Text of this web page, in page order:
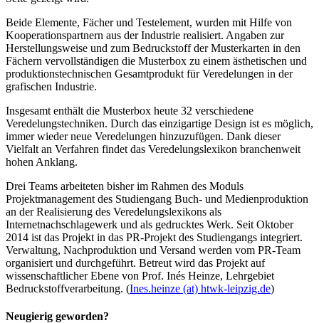
Beide Elemente, Fächer und Testelement, wurden mit Hilfe von
Kooperationspartnern aus der Industrie realisiert. Angaben zur
Herstellungsweise und zum Bedruckstoff der Musterkarten in den
Fächern vervollständigen die Musterbox zu einem ästhetischen und
produktionstechnischen Gesamtprodukt für Veredelungen in der
grafischen Industrie.
Insgesamt enthält die Musterbox heute 32 verschiedene
Veredelungstechniken. Durch das einzigartige Design ist es möglich,
immer wieder neue Veredelungen hinzuzufügen. Dank dieser
Vielfalt an Verfahren findet das Veredelungslexikon branchenweit
hohen Anklang.
Drei Teams arbeiteten bisher im Rahmen des Moduls
Projektmanagement des Studiengang Buch- und Medienproduktion
an der Realisierung des Veredelungslexikons als
Internetnachschlagewerk und als gedrucktes Werk. Seit Oktober
2014 ist das Projekt in das PR-Projekt des Studiengangs integriert.
Verwaltung, Nachproduktion und Versand werden vom PR-Team
organisiert und durchgeführt. Betreut wird das Projekt auf
wissenschaftlicher Ebene von Prof. Inés Heinze, Lehrgebiet
Bedruckstoffverarbeitung. (Ines.heinze (at) htwk-leipzig.de)
Neugierig geworden?